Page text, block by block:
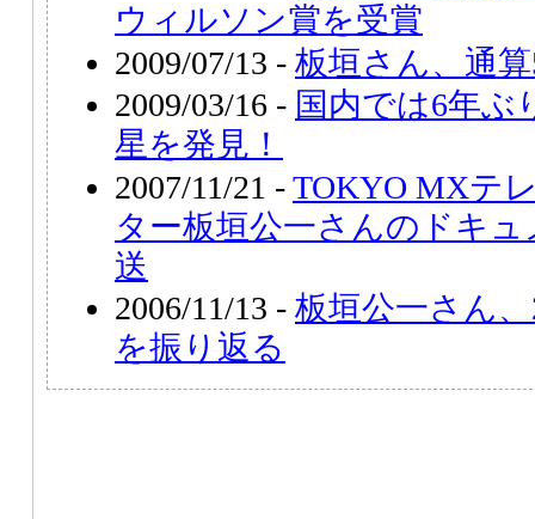
ウィルソン賞を受賞
2009/07/13 - 板垣さん、通
2009/03/16 - 国内では6年ぶ
星を発見！
2007/11/21 -TOKYO MXテ
ター板垣公一さんのドキ
送
2006/11/13 - 板垣公一さん
を振り返る